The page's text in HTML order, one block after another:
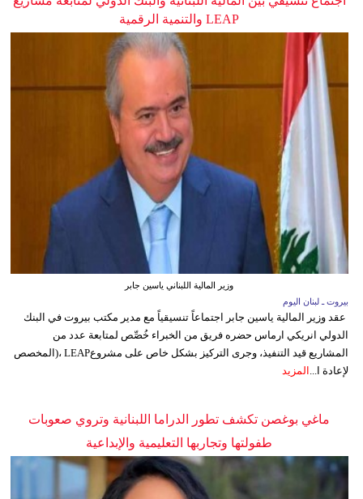
LEAP والتنمية الرقمية
وزير المالية اللبناني ياسين جابر
بيروت ـ لبنان اليوم
عقد وزير المالية ياسين جابر اجتماعاً تنسيقياً مع مدير مكتب بيروت في البنك
الدولي انريكي ارماس حضره فريق من الخبراء خُصِّص لمتابعة عدد من
المشاريع قيد التنفيذ، وجرى التركيز بشكل خاص على مشروعLEAP ،(المخصص
لإعادة ا... المزيد
ماغي بوغصن تكشف تطور الدراما اللبنانية وتروي صعوبات
طفولتها وتجاربها التعليمية والإبداعية